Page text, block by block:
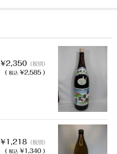
¥2,350 （税別）
( 税込 ¥2,585 )
¥1,218 （税別）
( 税込 ¥1,340 )